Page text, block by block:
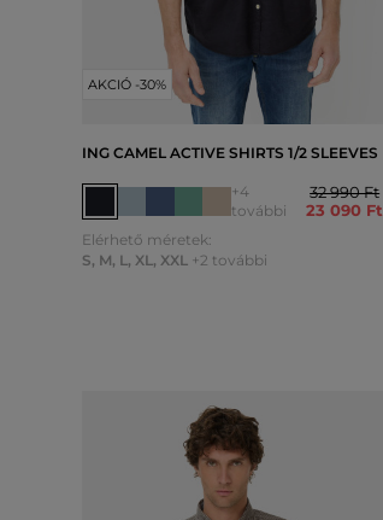
AKCIÓ -30%
ING CAMEL ACTIVE SHIRTS 1/2 SLEEVES
+4
további
32 990 Ft
23 090 Ft
Elérhető méretek:
S, M, L, XL, XXL +2 további